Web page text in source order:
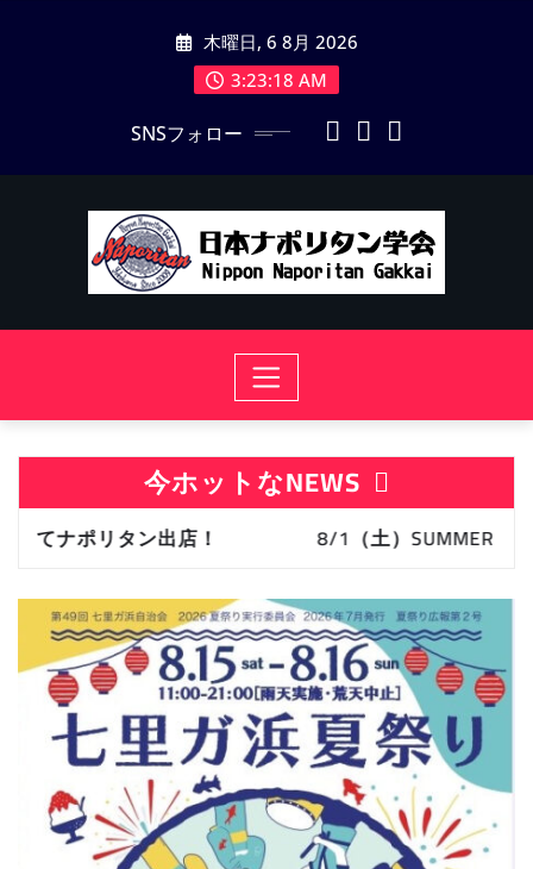
木曜日, 6 8月 2026
3:23:19 AM
SNSフォロー
今ホットなNEWS
リタン出店！ 8/1（土）SUMMER